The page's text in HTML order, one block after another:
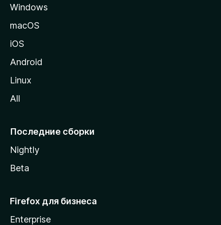
н
у
M
i
l
Windows
macOS
iOS
Android
Linux
All
Последние сборки
Nightly
Beta
Firefox для бизнеса
Enterprise